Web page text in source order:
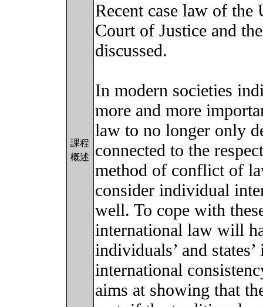
課程
概述
Recent case law of the
Court of Justice and
discussed.
In modern societies
more and more
law to no longer only
connected to the
method of conflict of
consider individual
well. To cope with
international law will
individuals’ and
international
aims at showing that